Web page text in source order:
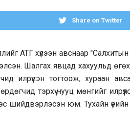
Share on Twitter
АТГ хүлээн авснаар
Шалгах явцад хахуульд
илрүүлэн тогтоож, хураан
тэрхүү нууц мөнгийг
шийдвэрлэсэн юм. Тухайн